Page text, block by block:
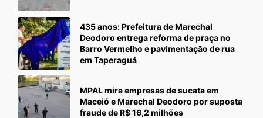
435 anos: Prefeitura de Marechal
Deodoro entrega reforma de praça no
Barro Vermelho e pavimentação de rua
em Taperaguá
MPAL mira empresas de sucata em
Maceió e Marechal Deodoro por suposta
fraude de R$ 16,2 milhões